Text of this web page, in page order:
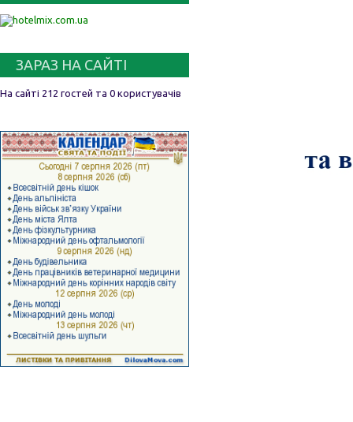
ЗАРАЗ НА САЙТІ
На сайті 212 гостей та 0 користувачів